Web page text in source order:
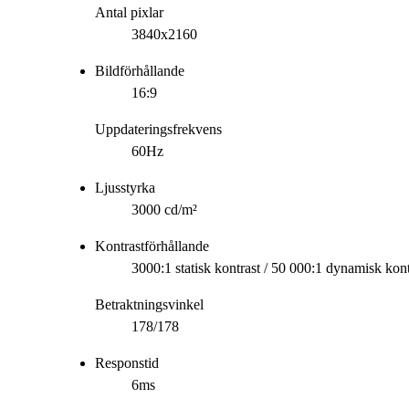
Antal pixlar
3840x2160
Bildförhållande
16:9
Uppdateringsfrekvens
60Hz
Ljusstyrka
3000 cd/m²
Kontrastförhållande
3000:1 statisk kontrast / 50 000:1 dynamisk
Betraktningsvinkel
178/178
Responstid
6ms